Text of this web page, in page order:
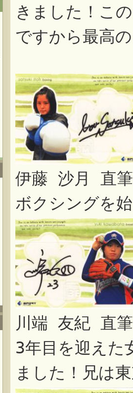
きました！こ
ですから最高
伊藤 沙月 直
ボクシングを
川端 友紀 直
3年目を迎えた
ました！兄は